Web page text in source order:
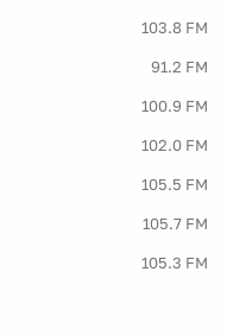
103.8 FM
91.2 FM
100.9 FM
102.0 FM
105.5 FM
105.7 FM
105.3 FM